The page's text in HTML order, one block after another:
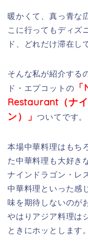
暖かくて、真っ青な
こに行ってもディズ
ド、どれだけ滞在し
そんな私が紹介する
ド・エプコットの
Restaurant（ナ
ン）」ついてです。
本場中華料理はもち
た中華料理も大好き
ナインドラゴン・レ
中華料理といった感
味を期待しないのが
やはりアジア料理は
ときにホッとします。